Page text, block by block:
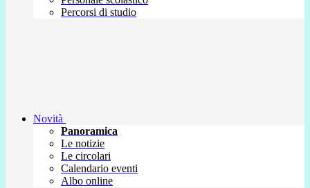
Percorsi di studio
Novità
Panoramica
Le notizie
Le circolari
Calendario eventi
Albo online